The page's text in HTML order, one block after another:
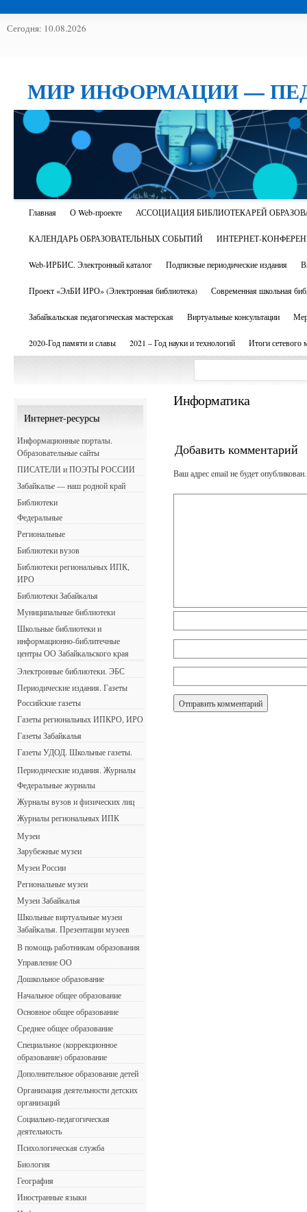
Сегодня: 10.08.2026
МИР ИНФОРМАЦИИ —
Главная О Web-проекте АССОЦИАЦИЯ БИБЛИОТЕКАРЕЙ
КАЛЕНДАРЬ ОБРАЗОВАТЕЛЬНЫХ СОБЫТИЙ ИНТЕРНЕТ-
Web-ИРБИС. Электронный каталог Подписные периодические издания
Проект «ЭлБИ ИРО» (Электронная библиотека) Современная школьная
Забайкальская педагогическая мастерская Виртуальные консультации
2020-Год памяти и славы 2021 – Год науки и технологий Итоги сетевого
Информатика
Добавить комментарий
Ваш адрес email не будет опубликован.
Интернет-ресурсы
Информационные порталы.
Образовательные сайты
ПИСАТЕЛИ и ПОЭТЫ РОССИИ
Забайкалье — наш родной край
Библиотеки
Федеральные
Региональные
Библиотеки вузов
Библиотеки региональных ИПК,
ИРО
Библиотеки Забайкалья
Муниципальные библиотеки
Школьные библиотеки и
информационно-библитечные
центры ОО Забайкальского края
Электронные библиотеки. ЭБС
Периодические издания. Газеты
Российские газеты
Газеты региональных ИПКРО, ИРО
Газеты Забайкалья
Газеты УДОД. Школьные газеты.
Периодические издания. Журналы
Федеральные журналы
Журналы вузов и физических лиц
Журналы региональных ИПК
Музеи
Зарубежные музеи
Музеи России
Региональные музеи
Музеи Забайкалья
Школьные виртуальные музеи
Забайкалья. Презентации музеев
В помощь работникам образования
Управление ОО
Дошкольное образование
Начальное общее образование
Основное общее образование
Среднее общее образование
Специальное (коррекционное
образование) образование
Дополнительное образование детей
Организация деятельности детских
организаций
Социально-педагогическая
деятельность
Психологическая служба
Биология
География
Иностранные языки